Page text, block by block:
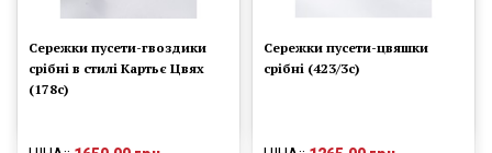
Сережки пусети-гвоздики
срібні в стилі Картьє Цвях
(178с)
Сережки пусети-цвяшки
срібні (423/3с)